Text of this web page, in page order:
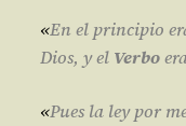
«En el principio
Dios, y el Verbo
«Pues la ley por